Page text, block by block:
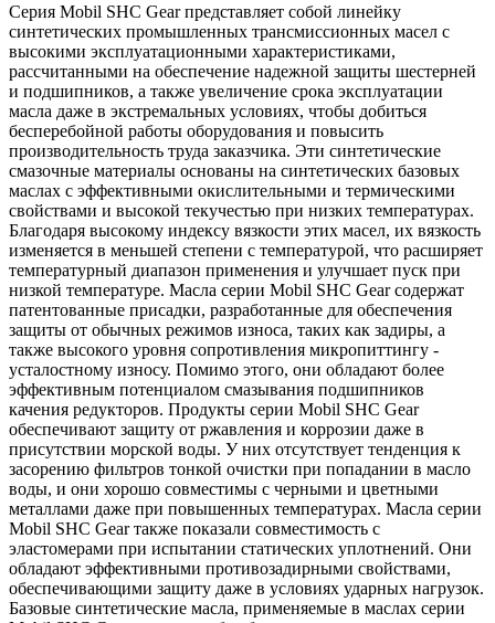
Серия Mobil SHC Gear представляет собой линейку
синтетических промышленных трансмиссионных масел с
высокими эксплуатационными характеристиками,
рассчитанными на обеспечение надежной защиты шестерней
и подшипников, а также увеличение срока эксплуатации
масла даже в экстремальных условиях, чтобы добиться
бесперебойной работы оборудования и повысить
производительность труда заказчика. Эти синтетические
смазочные материалы основаны на синтетических базовых
маслах с эффективными окислительными и термическими
свойствами и высокой текучестью при низких температурах.
Благодаря высокому индексу вязкости этих масел, их вязкость
изменяется в меньшей степени с температурой, что расширяет
температурный диапазон применения и улучшает пуск при
низкой температуре. Масла серии Mobil SHC Gear содержат
патентованные присадки, разработанные для обеспечения
защиты от обычных режимов износа, таких как задиры, а
также высокого уровня сопротивления микропиттингу -
усталостному износу. Помимо этого, они обладают более
эффективным потенциалом смазывания подшипников
качения редукторов. Продукты серии Mobil SHC Gear
обеспечивают защиту от ржавления и коррозии даже в
присутствии морской воды. У них отсутствует тенденция к
засорению фильтров тонкой очистки при попадании в масло
воды, и они хорошо совместимы с черными и цветными
металлами даже при повышенных температурах. Масла серии
Mobil SHC Gear также показали совместимость с
эластомерами при испытании статических уплотнений. Они
обладают эффективными противозадирными свойствами,
обеспечивающими защиту даже в условиях ударных нагрузок.
Базовые синтетические масла, применяемые в маслах серии